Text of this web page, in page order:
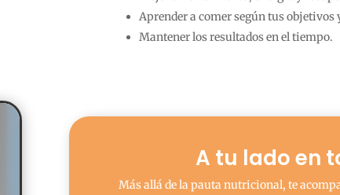
Aprender a comer según tus objetivos
Mantener los resultados en el tiempo.
A tu lado en
Más allá de la pauta nutricional, te